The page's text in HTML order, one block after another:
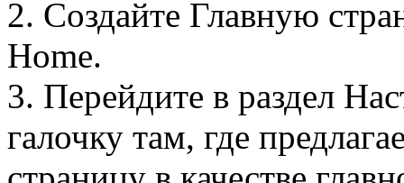
2. Создайте Главную
Home.
3. Перейдите в раздел
галочку там, где